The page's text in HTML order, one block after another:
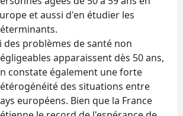
et aussi d'en étudier les
des problèmes de santé non
apparaissent dès 50 ans,
constate également une forte
des situations entre
européens. Bien que la France